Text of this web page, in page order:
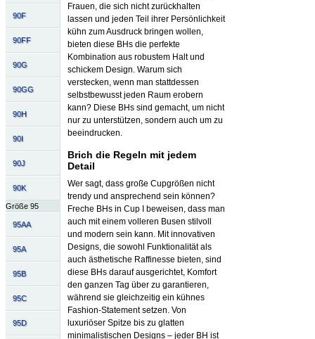
90F
90FF
90G
90GG
90H
90I
90J
90K
Größe 95
95AA
95A
95B
95C
95D
Frauen, die sich nicht zurückhalten
lassen und jeden Teil ihrer Persönlichkeit
kühn zum Ausdruck bringen wollen,
bieten diese BHs die perfekte
Kombination aus robustem Halt und
schickem Design. Warum sich
verstecken, wenn man stattdessen
selbstbewusst jeden Raum erobern
kann? Diese BHs sind gemacht, um nicht
nur zu unterstützen, sondern auch um zu
beeindrucken.
Brich die Regeln mit jedem
Detail
Wer sagt, dass große Cupgrößen nicht
trendy und ansprechend sein können?
Freche BHs in Cup I beweisen, dass man
auch mit einem volleren Busen stilvoll
und modern sein kann. Mit innovativen
Designs, die sowohl Funktionalität als
auch ästhetische Raffinesse bieten, sind
diese BHs darauf ausgerichtet, Komfort
den ganzen Tag über zu garantieren,
während sie gleichzeitig ein kühnes
Fashion-Statement setzen. Von
luxuriöser Spitze bis zu glatten
minimalistischen Designs – jeder BH ist